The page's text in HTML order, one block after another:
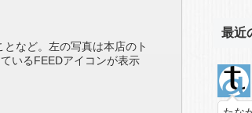
など。左の写真は本店のト
いるFEEDアイコンが表示
最近